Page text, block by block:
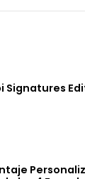
Signatures